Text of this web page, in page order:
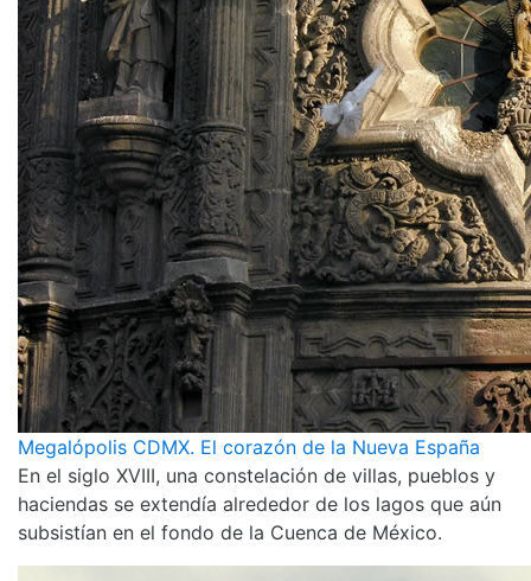
Megalópolis CDMX. El corazón de la Nueva España
En el siglo XVIII, una constelación de villas, pueblos y
haciendas se extendía alrededor de los lagos que aún
subsistían en el fondo de la Cuenca de México.